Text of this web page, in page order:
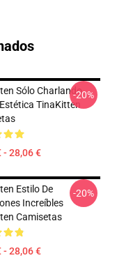
Sólo Charlando
TinaKitten
- 28,06 €
-20%
Estilo De
Increíbles
Camisetas
- 28,06 €
-20%